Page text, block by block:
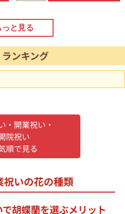
っと見る
ンキング
・開業祝い・
院祝い
順で見る
祝いの花の種類
胡蝶蘭を選ぶメリット